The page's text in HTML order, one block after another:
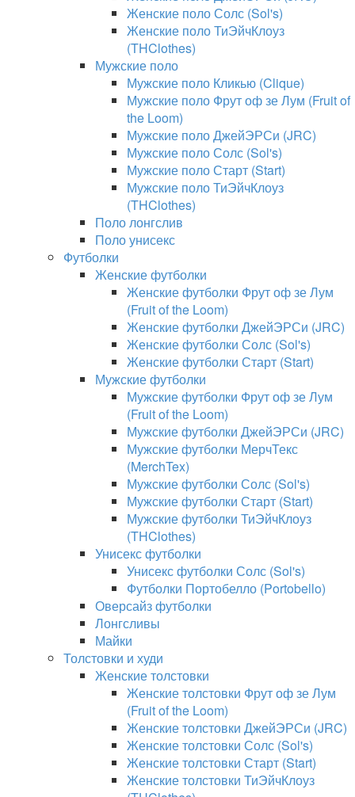
Женские поло Солс (Sol's)
Женские поло ТиЭйчКлоуз
(THClothes)
Мужские поло
Мужские поло Кликью (Clique)
Мужские поло Фрут оф зе Лум (Fruit of
the Loom)
Мужские поло ДжейЭРСи (JRC)
Мужские поло Солс (Sol's)
Мужские поло Старт (Start)
Мужские поло ТиЭйчКлоуз
(THClothes)
Поло лонгслив
Поло унисекс
Футболки
Женские футболки
Женские футболки Фрут оф зе Лум
(Fruit of the Loom)
Женские футболки ДжейЭРСи (JRC)
Женские футболки Солс (Sol's)
Женские футболки Старт (Start)
Мужские футболки
Мужские футболки Фрут оф зе Лум
(Fruit of the Loom)
Мужские футболки ДжейЭРСи (JRC)
Мужские футболки МерчТекс
(MerchTex)
Мужские футболки Солс (Sol's)
Мужские футболки Старт (Start)
Мужские футболки ТиЭйчКлоуз
(THClothes)
Унисекс футболки
Унисекс футболки Солс (Sol's)
Футболки Портобелло (Portobello)
Оверсайз футболки
Лонгсливы
Майки
Толстовки и худи
Женские толстовки
Женские толстовки Фрут оф зе Лум
(Fruit of the Loom)
Женские толстовки ДжейЭРСи (JRC)
Женские толстовки Солс (Sol's)
Женские толстовки Старт (Start)
Женские толстовки ТиЭйчКлоуз